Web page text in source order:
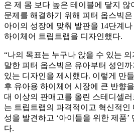
은 제 몸 보다 높은 테이블에 닿지 않
문제를 해결하기 위해 피터 옵스빅
아이의 성장에 맞춰 발판을 14단계
하이체어 트립트랩을 디자인했다.
“나의 목표는 누구나 앉을 수 있는
말한 피터 옵스빅은 유아부터 성인
있는 디자인을 제시했다. 이렇게 만
후 유아용 하이체어 시장에 큰 반향
대 이상의 판매고를 올린 스테디셀
는 트립트랩의 파격적이고 혁신적인
성을 발견하고 ‘아이들을 위한 제품’
다.